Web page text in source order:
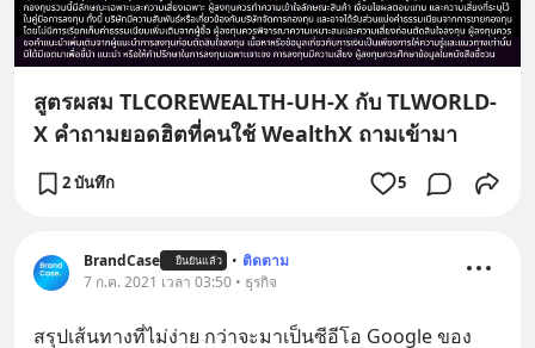
สูตรผสม TLCOREWEALTH-UH-X กับ TLWORLD-
X คำถามยอดฮิตที่คนใช้ WealthX ถามเข้ามา
2 บันทึก 5
BrandCase ยืนยันแล้ว • ติดตาม
7 ก.ค. 2021 เวลา 03:50 • ธุรกิจ
สรุปเส้นทางที่ไม่ง่าย กว่าจะมาเป็นซีอีโอ Google ของ